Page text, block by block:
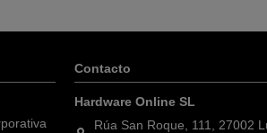
Contacto
Hardware Online SL
Rúa San Roque, 111, 27002